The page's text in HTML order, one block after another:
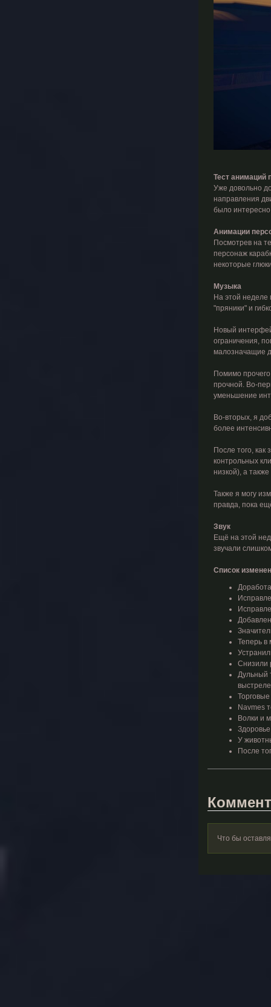
Тест анимаций
Уже довольно
направления
было
Анимации
Посмотрев на
персонаж
некоторые
Музыка
На этой
"пряники" и
Новый
ограничения,
малозначащие
Помимо
прочной. Во-
уменьшение
Во-вторых, я
более
После того,
контрольных
низкой), а
Также я могу
правда, пока
Звук
Ещё на этой
звучали
Список
Теперь в
Снизили
Дульный
Navmes
Волки и
У
После
Что бы